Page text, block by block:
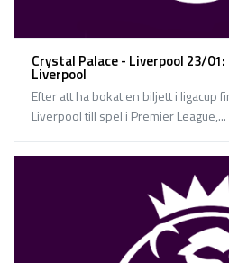
Crystal Palace - Liverpool 23/
Liverpool
Efter att ha bokat en biljett i ligacup
Liverpool till spel i Premier League,...